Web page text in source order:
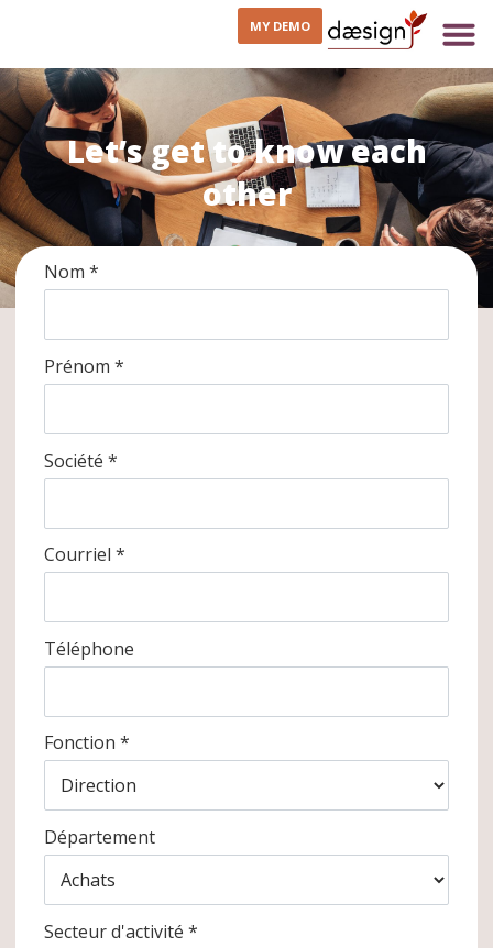
MY DEMO
Let’s get to know each
other
Nom *
Prénom *
Société *
Courriel *
Téléphone
Fonction *
Département
Secteur d'activité *